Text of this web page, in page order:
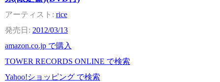
rice
2012/03/13
amazon.co.jp で購入
TOWER RECORDS ONLINE で検索
Yahoo!ショッピング で検索